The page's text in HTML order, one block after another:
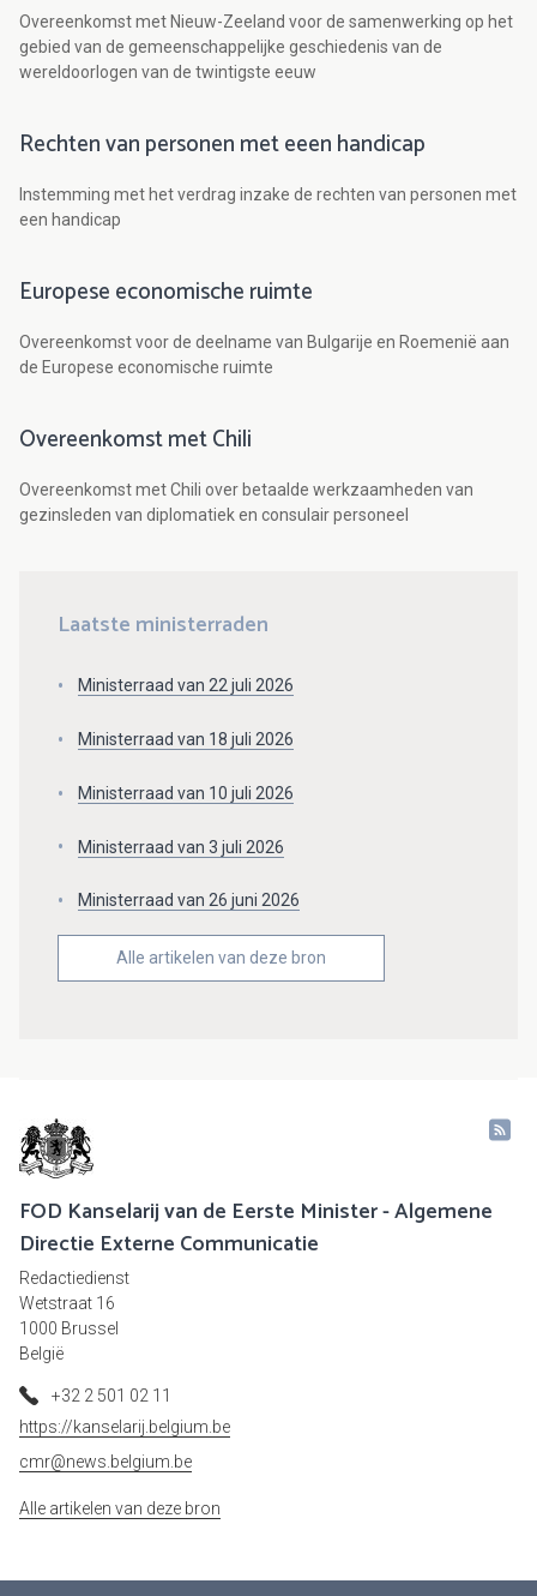
Overeenkomst met Nieuw-Zeeland voor de samenwerking op het
gebied van de gemeenschappelijke geschiedenis van de
wereldoorlogen van de twintigste eeuw
Rechten van personen met eeen handicap
Instemming met het verdrag inzake de rechten van personen met
een handicap
Europese economische ruimte
Overeenkomst voor de deelname van Bulgarije en Roemenië aan
de Europese economische ruimte
Overeenkomst met Chili
Overeenkomst met Chili over betaalde werkzaamheden van
gezinsleden van diplomatiek en consulair personeel
Laatste ministerraden
Ministerraad van 22 juli 2026
Ministerraad van 18 juli 2026
Ministerraad van 10 juli 2026
Ministerraad van 3 juli 2026
Ministerraad van 26 juni 2026
Alle artikelen van deze bron
FOD Kanselarij van de Eerste Minister - Algemene
Directie Externe Communicatie
Redactiedienst
Wetstraat 16
1000 Brussel
België
+32 2 501 02 11
https://kanselarij.belgium.be
cmr@news.belgium.be
Alle artikelen van deze bron